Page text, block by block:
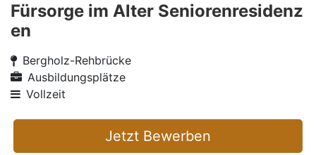
Fürsorge im Alter Seniorenresidenz
en
Bergholz-Rehbrücke
Ausbildungsplätze
Vollzeit
Jetzt Bewerben